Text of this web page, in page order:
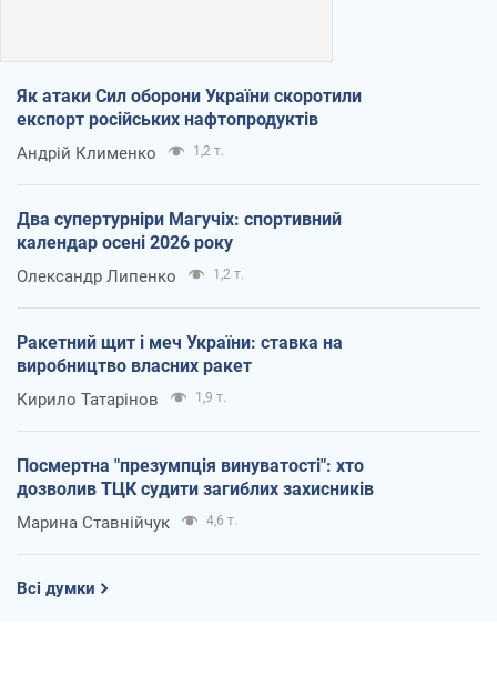
Як атаки Сил оборони України скоротили
експорт російських нафтопродуктів
Андрій Клименко 1,2 т.
Два супертурніри Магучіх: спортивний
календар осені 2026 року
Олександр Липенко 1,2 т.
Ракетний щит і меч України: ставка на
виробництво власних ракет
Кирило Татарінов 1,9 т.
Посмертна "презумпція винуватості": хто
дозволив ТЦК судити загиблих захисників
Марина Ставнійчук 4,6 т.
Всі думки